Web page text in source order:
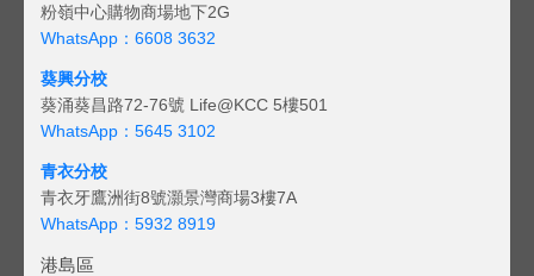
粉嶺中心購物商場地下2G
WhatsApp：6608 3632
葵興分校
葵涌葵昌路72-76號 Life@KCC 5樓501
WhatsApp：5645 3102
青衣分校
青衣牙鷹洲街8號灝景灣商場3樓7A
WhatsApp：5932 8919
港島區